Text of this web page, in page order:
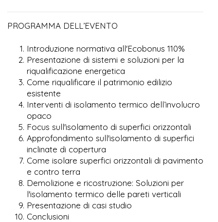
PROGRAMMA DELL’EVENTO
Introduzione normativa all'Ecobonus 110%
Presentazione di sistemi e soluzioni per la
riqualificazione energetica
Come riqualificare il patrimonio edilizio
esistente
Interventi di isolamento termico dell’involucro
opaco
Focus sull'isolamento di superfici orizzontali
Approfondimento sull'isolamento di superfici
inclinate di copertura
Come isolare superfici orizzontali di pavimento
e contro terra
Demolizione e ricostruzione: Soluzioni per
l'isolamento termico delle pareti verticali
Presentazione di casi studio
Conclusioni